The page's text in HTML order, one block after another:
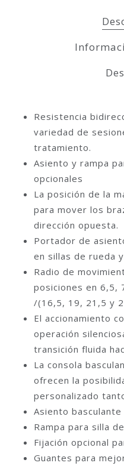
Resistencia
variedad de
tratamiento.
Asiento y rampa
opcionales
La posición de la
para mover los
dirección opuesta.
Portador de
en sillas de rueda
Radio de
posiciones en 6,5,
/(16,5, 19, 21,5 y
El accionamiento
operación
transición fluida
La consola
ofrecen la
personalizado
Asiento basculante
Rampa para silla
Fijación opcional
Guantes para